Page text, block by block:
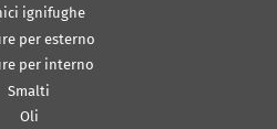
ignifughe
per esterno
per interno
Smalti
Oli